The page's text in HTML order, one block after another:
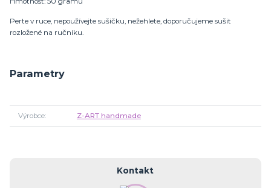
Perte v ruce, nepoužívejte sušičku, nežehlete, doporučujeme sušit
rozložené na ručníku.
Parametry
Výrobce Z-ART handmade
Kontakt